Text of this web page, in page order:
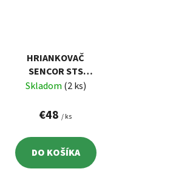
HRIANKOVAČ
SENCOR STS
6058BK
Skladom (2 ks)
€48/ ks
DO KOŠÍKA